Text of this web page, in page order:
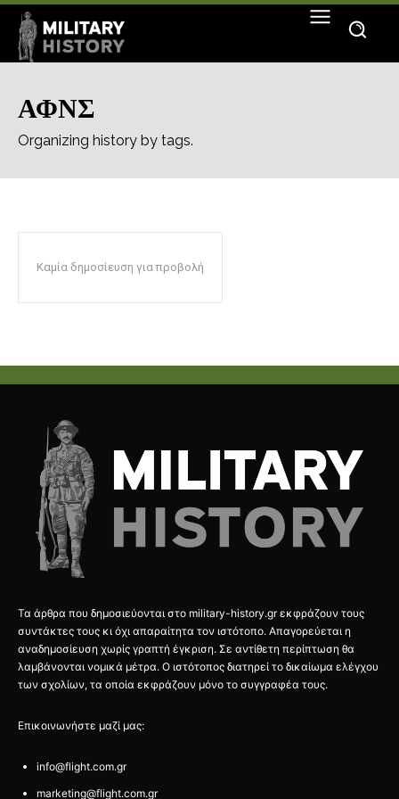
ΑΦΝΣ
Organizing history by tags.
Καμία δημοσίευση για προβολή
Τα άρθρα που δημοσιεύονται στο military-history.gr εκφράζουν τους
συντάκτες τους κι όχι απαραίτητα τον ιστότοπο. Απαγορεύεται η
αναδημοσίευση χωρίς γραπτή έγκριση. Σε αντίθετη περίπτωση θα
λαμβάνονται νομικά μέτρα. Ο ιστότοπος διατηρεί το δικαίωμα ελέγχου
των σχολίων, τα οποία εκφράζουν μόνο το συγγραφέα τους.
Επικοινωνήστε μαζί μας:
info@flight.com.gr
marketing@flight.com.gr